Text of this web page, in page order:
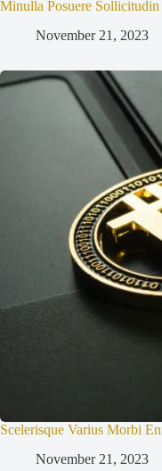
Minulla Posuere
November 21, 2023
Scelerisque Varius Morbi
November 21, 2023